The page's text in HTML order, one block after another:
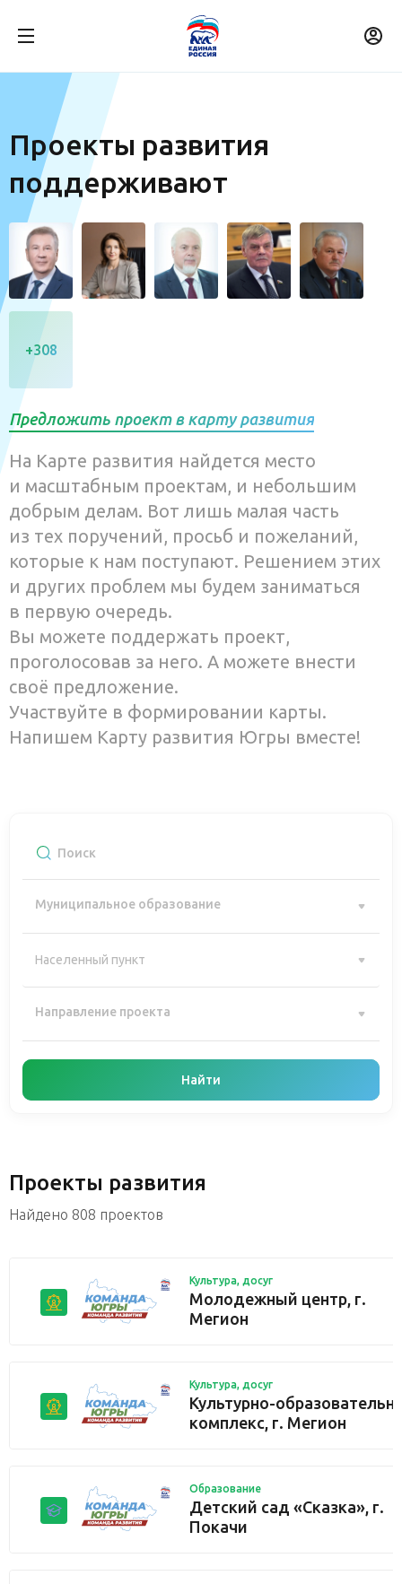
Проекты развития
поддерживают
+308
Предложить проект в карту развития
На Карте развития найдется место
и масштабным проектам, и небольшим
добрым делам. Вот лишь малая часть
из тех поручений, просьб и пожеланий,
которые к нам поступают. Решением этих
и других проблем мы будем заниматься
в первую очередь.
Вы можете поддержать проект,
проголосовав за него. А можете внести
своё предложение.
Участвуйте в формировании карты.
Напишем Карту развития Югры вместе!
Муниципальное образование
Направление проекта
Найти
Проекты развития
Найдено 808 проектов
Культура, досуг
Молодежный центр, г.
Мегион
Культура, досуг
Культурно-
комплекс, г. Мегион
Образование
Детский сад «Сказка», г.
Покачи